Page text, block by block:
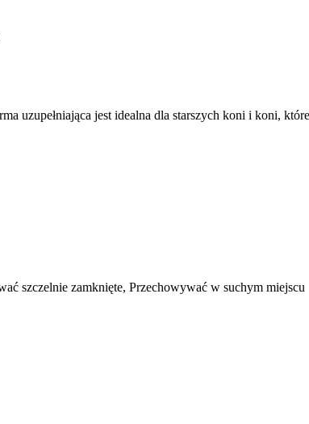
jest idealna dla starszych koni i koni,
szczelnie zamknięte, Przechowywać w suchym miejscu